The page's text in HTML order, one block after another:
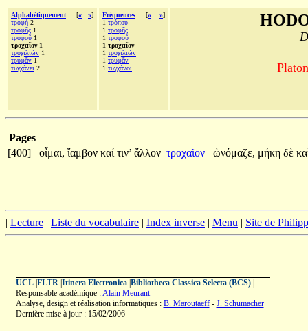
Alphabétiquement [« »]
τροφή 2
τροφῆς 1
τροφοῦ 1
τροχαῖον 1
τροχιλιῶν 1
τρυφᾶν 1
τυγχάνει 2
Fréquences [« »]
1 τρόπου
1 τροφῆς
1 τροφοῦ
1 τροχαῖον
1 τροχιλιῶν
1 τρυφᾶν
1 τυγχάνοι
Pages
[400]
οἶμαι, ἴαμβον καί τιν’ ἄλλον τροχαῖον ὠνόμαζε, μήκη δὲ
| Lecture | Liste du vocabulaire | Index inverse | Menu | Site de
UCL| FLTR| Itinera Electronica| Bibliotheca Classica Selecta (BCS)|
Responsable académique :Alain Meurant
Analyse, design et réalisation informatiques : B. Maroutaeff- J. Schumacher
Dernière mise à jour : 15/02/2006